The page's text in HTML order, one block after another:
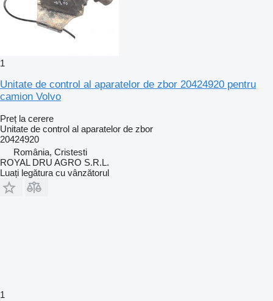
1
Unitate de control al aparatelor de zbor 20424920 pentru
camion Volvo
Preț la cerere
Unitate de control al aparatelor de zbor
20424920
România, Cristesti
ROYAL DRU AGRO S.R.L.
Luați legătura cu vânzătorul
1